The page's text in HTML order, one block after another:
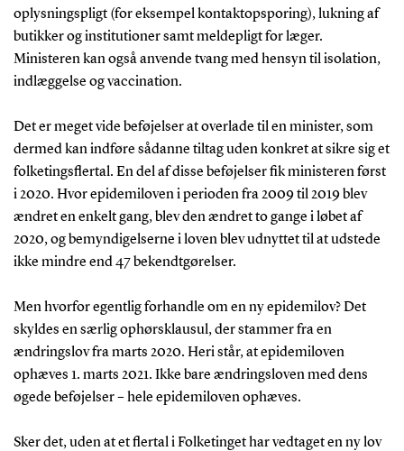
oplysningspligt (for eksempel kontaktopsporing), lukning af
butikker og institutioner samt meldepligt for læger.
Ministeren kan også anvende tvang med hensyn til isolation,
indlæggelse og vaccination.
Det er meget vide beføjelser at overlade til en minister, som
dermed kan indføre sådanne tiltag uden konkret at sikre sig et
folketingsflertal. En del af disse beføjelser fik ministeren først
i 2020. Hvor epidemiloven i perioden fra 2009 til 2019 blev
ændret en enkelt gang, blev den ændret to gange i løbet af
2020, og bemyndigelserne i loven blev udnyttet til at udstede
ikke mindre end 47 bekendtgørelser.
Men hvorfor egentlig forhandle om en ny epidemilov? Det
skyldes en særlig ophørsklausul, der stammer fra en
ændringslov fra marts 2020. Heri står, at epidemiloven
ophæves 1. marts 2021. Ikke bare ændringsloven med dens
øgede beføjelser – hele epidemiloven ophæves.
Sker det, uden at et flertal i Folketinget har vedtaget en ny lov